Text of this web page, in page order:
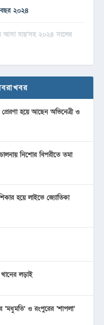
বছর ২০২৪
যায়’সহ ২০২৪ সালের
হয়ে আছেন অভিনেত্রী ও
নিশোর বিপরীতে তমা
হয়ে লাইভে জ্যোতিকা
লড়াই
ও রংপুরের ‘শাপলা’